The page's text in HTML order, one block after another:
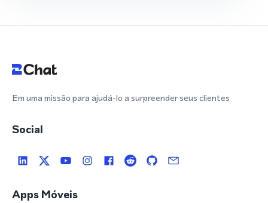
Em uma missão para ajudá-lo a surpreender seus clientes
Social
Apps Móveis